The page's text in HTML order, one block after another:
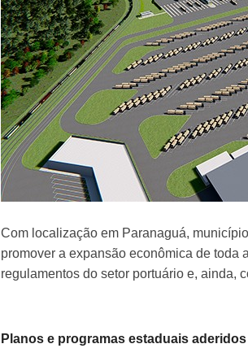
Com localização em Paranaguá,
promover a expansão econômica de toda
regulamentos do setor portuário e, ainda,
Planos e programas estaduais